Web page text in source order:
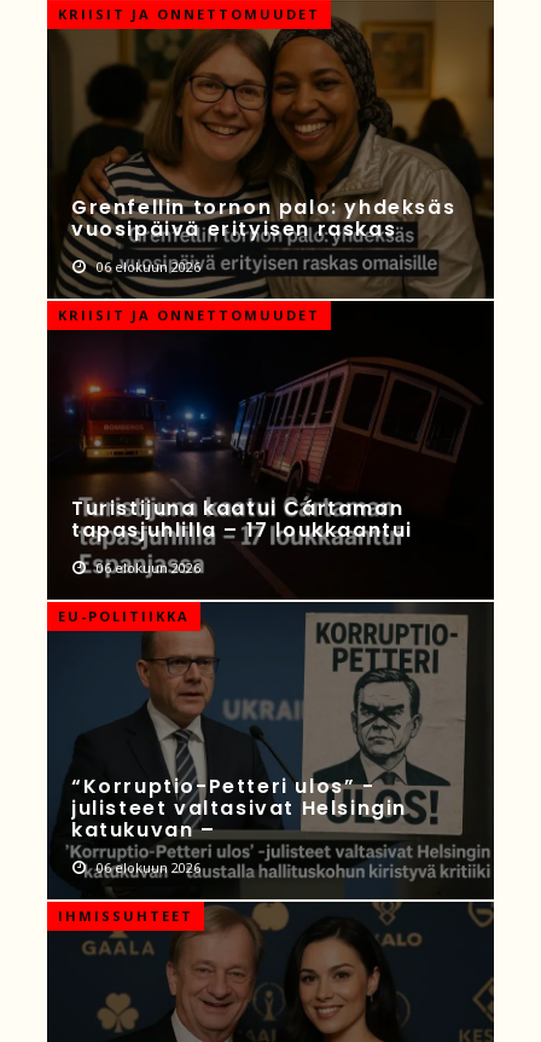
KRIISIT JA ONNETTOMUUDET
Grenfellin tornon palo: yhdeksäs
vuosipäivä erityisen raskas
06 elokuun 2026
KRIISIT JA ONNETTOMUUDET
Turistijuna kaatui Cártaman
tapasjuhlilla – 17 loukkaantui
06 elokuun 2026
EU-POLITIIKKA
“Korruptio-Petteri ulos” -
julisteet valtasivat Helsingin
katukuvan –
06 elokuun 2026
IHMISSUHTEET